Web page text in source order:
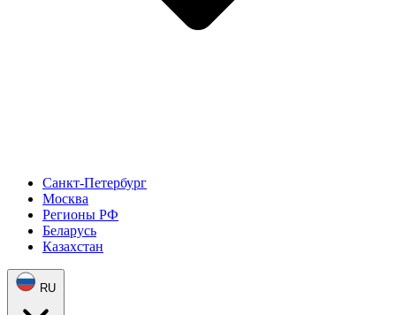
Санкт-Петербург
Москва
Регионы РФ
Беларусь
Казахстан
RU